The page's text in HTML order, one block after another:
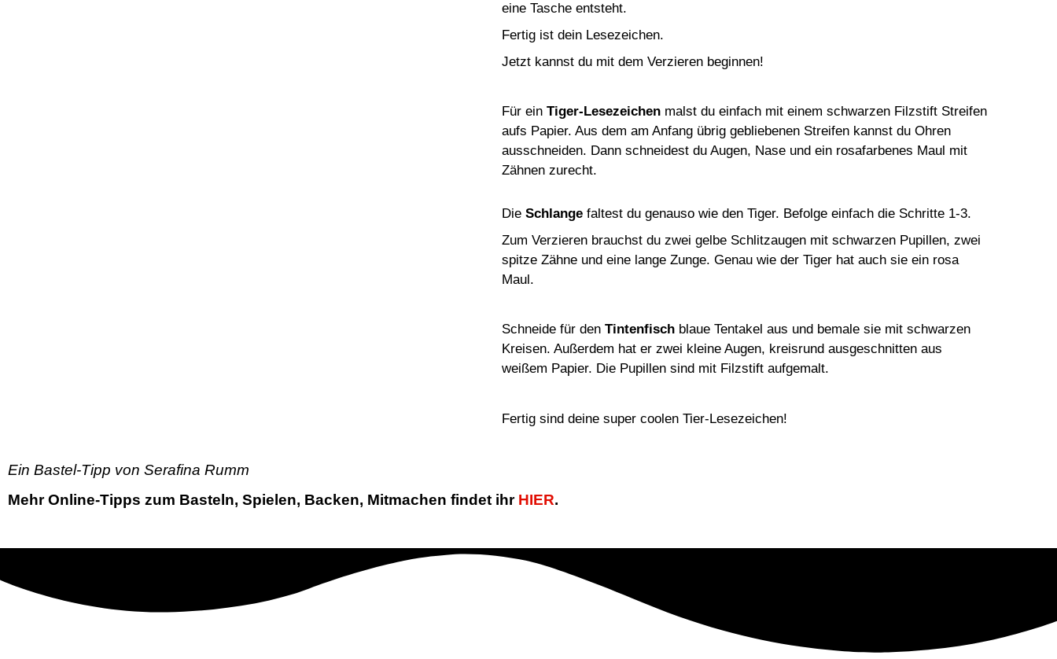
eine Tasche entsteht.
Fertig ist dein Lesezeichen.
Jetzt kannst du mit dem Verzieren beginnen!
Für ein Tiger-Lesezeichen malst du einfach mit einem schwarzen Filzstift Streifen
aufs Papier. Aus dem am Anfang übrig gebliebenen Streifen kannst du Ohren
ausschneiden. Dann schneidest du Augen, Nase und ein rosafarbenes Maul mit
Zähnen zurecht.
Die Schlange faltest du genauso wie den Tiger. Befolge einfach die Schritte 1-3.
Zum Verzieren brauchst du zwei gelbe Schlitzaugen mit schwarzen Pupillen, zwei
spitze Zähne und eine lange Zunge. Genau wie der Tiger hat auch sie ein rosa
Maul.
Schneide für den Tintenfisch blaue Tentakel aus und bemale sie mit schwarzen
Kreisen. Außerdem hat er zwei kleine Augen, kreisrund ausgeschnitten aus
weißem Papier. Die Pupillen sind mit Filzstift aufgemalt.
Fertig sind deine super coolen Tier-Lesezeichen!
Ein Bastel-Tipp von Serafina Rumm
Mehr Online-Tipps zum Basteln, Spielen, Backen, Mitmachen findet ihr HIER.